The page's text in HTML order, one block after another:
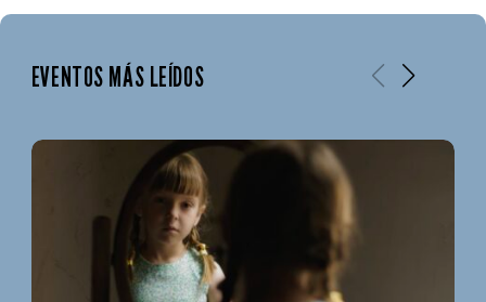
EVENTOS MÁS LEÍDOS